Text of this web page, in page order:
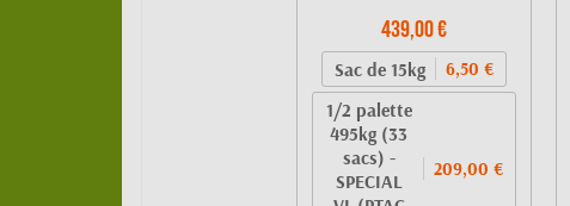
439,00 €
Sac de 15kg 6,50 €
1/2 palette
495kg (33
sacs) -
SPECIAL
209,00 €